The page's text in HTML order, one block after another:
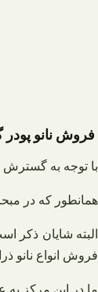
فروش نانو پودر
با توجه به
همانطور که در
البته شایان ذکر
فروش انواع نانو
ما در این مرکز به